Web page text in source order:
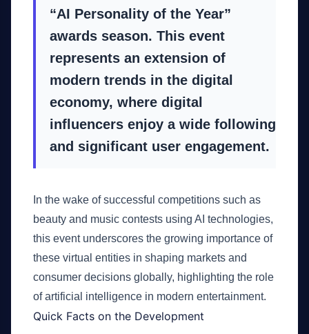
“AI Personality of the Year”
awards season. This event
represents an extension of
modern trends in the digital
economy, where digital
influencers enjoy a wide following
and significant user engagement.
In the wake of successful competitions such as
beauty and music contests using AI technologies,
this event underscores the growing importance of
these virtual entities in shaping markets and
consumer decisions globally, highlighting the role
of artificial intelligence in modern entertainment.
Quick Facts on the Development